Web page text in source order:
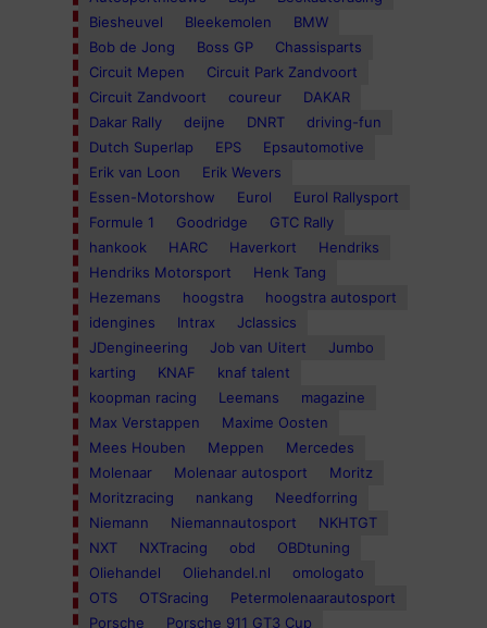
Biesheuvel
Bleekemolen
BMW
Bob de Jong
Boss GP
Chassisparts
Circuit Mepen
Circuit Park Zandvoort
Circuit Zandvoort
coureur
DAKAR
Dakar Rally
deijne DNRT
driving-fun
Dutch Superlap
EPS
Epsautomotive
Erik van Loon
Erik Wevers
Essen-Motorshow
Eurol
Eurol Rallysport
Formule 1
Goodridge
GTC Rally
hankook
HARC Haverkort
Hendriks
Hendriks Motorsport
Henk Tang
Hezemans
hoogstra
hoogstra autosport
idengines
Intrax
Jclassics
JDengineering
Job van Uitert
Jumbo
karting
KNAF
knaf talent
koopman racing
Leemans
magazine
Max Verstappen
Maxime Oosten
Mees Houben
Meppen
Mercedes
Molenaar
Molenaar autosport
Moritz
Moritzracing
nankang
Needforring
Niemann
Niemannautosport
NKHTGT
NXT
NXTracing obd
OBDtuning
Oliehandel
Oliehandel.nl
omologato
OTS
OTSracing
Petermolenaarautosport
Porsche
Porsche 911 GT3 Cup